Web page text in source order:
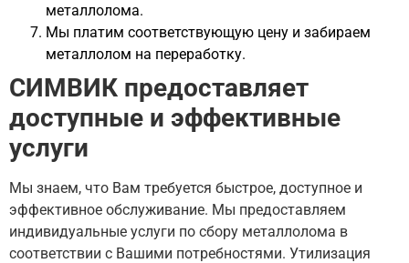
металлолома.
Мы платим соответствующую цену и забираем
металлолом на переработку.
СИМВИК предоставляет
доступные и эффективные
услуги
Мы знаем, что Вам требуется быстрое, доступное и
эффективное обслуживание. Мы предоставляем
индивидуальные услуги по сбору металлолома в
соответствии с Вашими потребностями. Утилизация